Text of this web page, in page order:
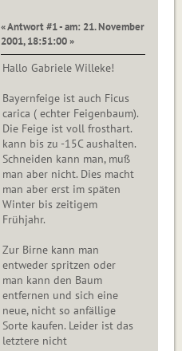
« Antwort #1 - am: 21. November
2001, 18:51:00 »
Hallo Gabriele Willeke!
Bayernfeige ist auch Ficus
carica ( echter Feigenbaum).
Die Feige ist voll frosthart.
kann bis zu -15C aushalten.
Schneiden kann man, muß
man aber nicht. Dies macht
man aber erst im späten
Winter bis zeitigem
Frühjahr.
Zur Birne kann man
entweder spritzen oder
man kann den Baum
entfernen und sich eine
neue, nicht so anfällige
Sorte kaufen. Leider ist das
letztere nicht